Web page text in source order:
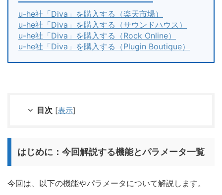
u-he社「Diva」を購入する（楽天市場）
u-he社「Diva」を購入する（サウンドハウス）
u-he社「Diva」を購入する（Rock Online）
u-he社「Diva」を購入する（Plugin Boutique）
目次 [表示]
はじめに：今回解説する機能とパラメータ一覧
今回は、以下の機能やパラメータについて解説します。